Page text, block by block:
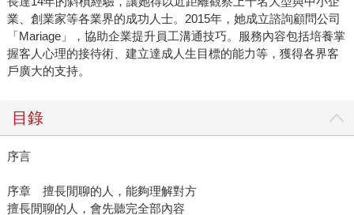
業、創業家等各業界的成功人士。2015年，她成立諮詢顧問公司
「Mariage」，協助企業提升員工溝通技巧。服務內容包括培養掌
握客人心理的接待術、建立達成人生目標的能力等，獲得各界客
戶廣大的支持。
目錄
序言
序章 擅長閒聊的人，能夠理解對方
擅長閒聊的人，會先聽完全部內容